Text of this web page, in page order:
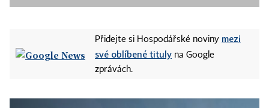
Přidejte si Hospodářské noviny mezi
své oblíbené tituly na Google
zprávách.